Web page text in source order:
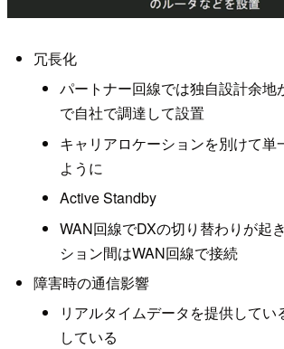
冗長化
パートナー回線では独自設計余地
で自社で調達して設置
キャリアロケーションを別けて単
ように
Active Standby
WAN回線でDXの切り替わりが起
ション間はWAN回線で接続
障害時の通信影響
リアルタイムデータを提供してい
している